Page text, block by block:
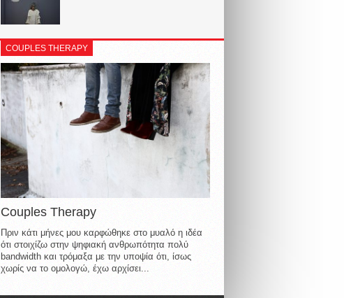
COUPLES THERAPY
Couples Therapy
Πριν κάτι μήνες μου καρφώθηκε στο μυαλό η ιδέα
ότι στοιχίζω στην ψηφιακή ανθρωπότητα πολύ
bandwidth και τρόμαξα με την υποψία ότι, ίσως
χωρίς να το ομολογώ, έχω αρχίσει...